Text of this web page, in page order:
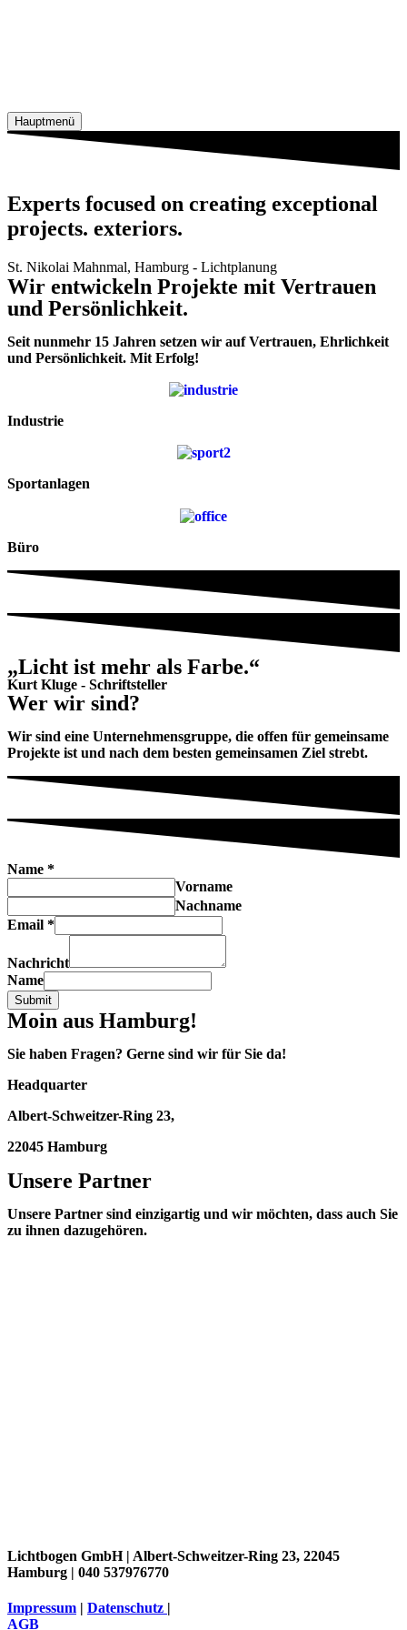
Hauptmenü
Experts focused on creating exceptional
projects. exteriors.
St. Nikolai Mahnmal, Hamburg - Lichtplanung
Wir entwickeln Projekte mit Vertrauen
und Persönlichkeit.
Seit nunmehr 15 Jahren setzen wir auf Vertrauen, Ehrlichkeit
und Persönlichkeit. Mit Erfolg!
Industrie
Sportanlagen
Büro
„Licht ist mehr als Farbe.“
Kurt Kluge - Schriftsteller
Wer wir sind?
Wir sind eine Unternehmensgruppe, die offen für gemeinsame
Projekte ist und nach dem besten gemeinsamen Ziel strebt.
Name *
Vorname
Nachname
Email *
Nachricht
Name
Submit
Moin aus Hamburg!
Sie haben Fragen? Gerne sind wir für Sie da!
Headquarter
Albert-Schweitzer-Ring 23,
22045 Hamburg
Unsere Partner
Unsere Partner sind einzigartig und wir möchten, dass auch Sie
zu ihnen dazugehören.
Lichtbogen GmbH | Albert-Schweitzer-Ring 23, 22045
Hamburg | 040 537976770
Impressum | Datenschutz |
AGB